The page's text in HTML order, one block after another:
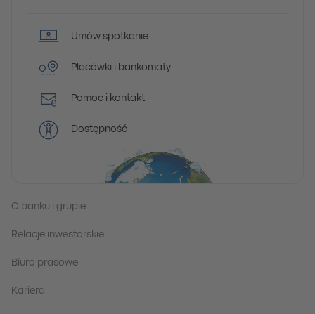
Umów spotkanie
Placówki i bankomaty
Pomoc i kontakt
Dostępność
O banku i grupie
Relacje inwestorskie
Biuro prasowe
Kariera